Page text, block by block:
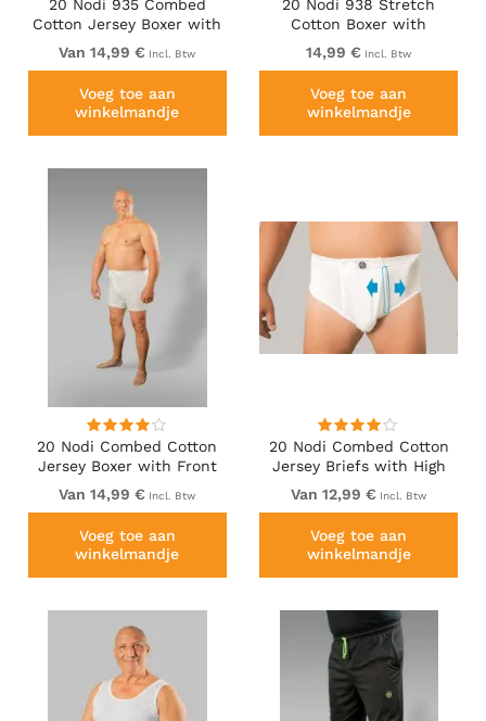
20 Nodi 935 Combed
Cotton Jersey Boxer with
Front Button Fly Black
Van 14,99 € Incl. Btw
Voeg toe aan
winkelmandje
20 Nodi 938 Stretch
Cotton Boxer with
Embroidered Long Leg
Black
14,99 € Incl. Btw
Voeg toe aan
winkelmandje
20 Nodi Combed Cotton
Jersey Boxer with Front
Button Fly White
Van 14,99 € Incl. Btw
Voeg toe aan
winkelmandje
20 Nodi Combed Cotton
Jersey Briefs with High
Side Cut and Side
Opening White
Van 12,99 € Incl. Btw
Voeg toe aan
winkelmandje